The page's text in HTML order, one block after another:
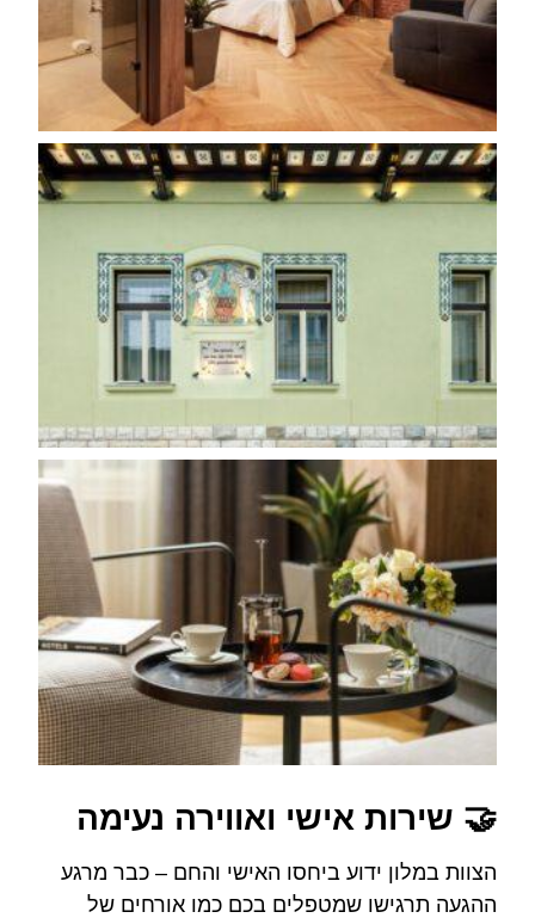
🤝 שירות אישי ואווירה נעימה
הצוות במלון ידוע ביחסו האישי והחם – כבר מרגע
ההגעה תרגישו שמטפלים בכם כמו אורחים של